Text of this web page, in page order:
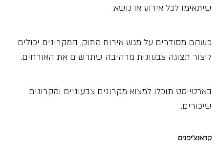
שיתאימו לכל אירוע או נושא.
כשהם מסודרים על מגש אירוח מתוק, המקרונים יכולים
ליצור תצוגה צבעונית מרהיבה שתרשים את האורחים.
בארטייסט תוכלו למצוא מקרונים צבעוניים ומקרונים
שיכורים.
קראנצ’יפנים